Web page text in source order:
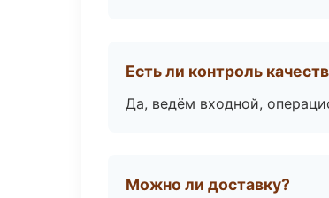
Есть ли контроль
Да, ведём входной,
Можно ли доставку?